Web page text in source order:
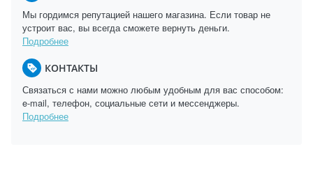
Мы гордимся репутацией нашего магазина. Если товар не
устроит вас, вы всегда сможете вернуть деньги.
Подробнее
КОНТАКТЫ
Связаться с нами можно любым удобным для вас способом:
e-mail, телефон, социальные сети и мессенджеры.
Подробнее